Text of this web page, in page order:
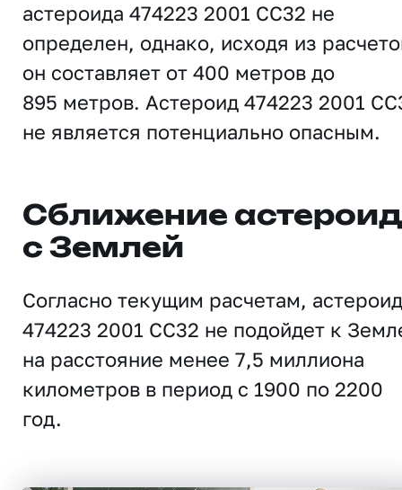
астероида 474223 2001 CC32 не
определен, однако, исходя из
он составляет от 400 метров до
895 метров. Астероид 474223 2001
не является потенциально опасным.
Сближение
с Землей
Согласно текущим расчетам, астероид
474223 2001 CC32 не подойдет к
на расстояние менее 7,5 миллиона
километров в период с 1900 по 2200
год.